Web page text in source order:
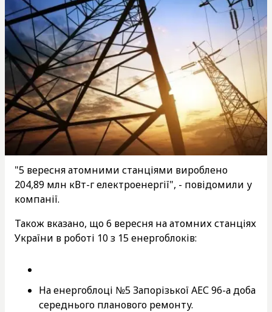
"5 вересня атомними станціями вироблено
204,89 млн кВт-г електроенергії", - повідомили у
компанії.
Також вказано, що 6 вересня на атомних станціях
України в роботі 10 з 15 енергоблоків:
На енергоблоці №5 Запорізької АЕС 96-а доба
середнього планового ремонту.